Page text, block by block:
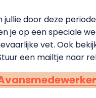
jullie door deze
je op een speciale
vet. Ook
een mailtje naar